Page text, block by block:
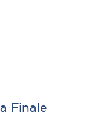
Finale